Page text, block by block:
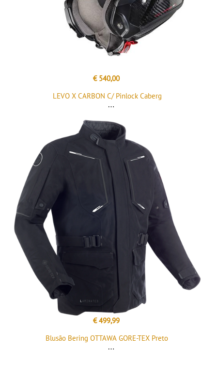
€ 540,00
LEVO X CARBON C/ Pinlock Caberg
€ 499,99
Blusão Bering OTTAWA GORE-TEX Preto